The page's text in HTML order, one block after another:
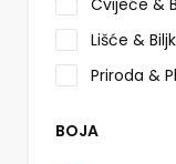
Cvijeće &
Lišće &
Priroda &
BOJA